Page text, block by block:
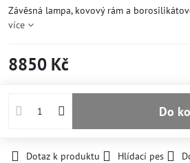
Závěsná lampa, kovový rám a
více
8850 Kč
Do
Dotaz k produktu Hlídací pes